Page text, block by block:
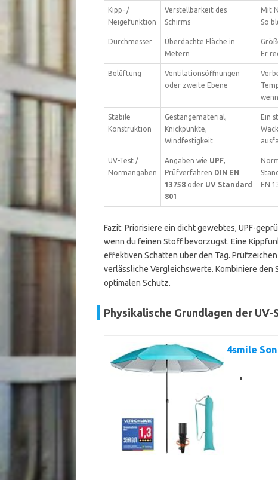
Kipp- /
Neigefunktion
Verstellbarkeit des
Schirms
Mit
So
Durchmesser
Überdachte Fläche in
Metern
Er
Belüftung
Ventilationsöffnungen
oder zweite Ebene
Stabile
Konstruktion
Gestängematerial,
Knickpunkte,
Windfestigkeit
Ein
UV-Test /
Normangaben
Angaben wie UPF,
Prüfverfahren DIN EN
13758oder UV Standard
801
EN
Fazit: Priorisiere ein dicht gewebtes, UPF-
wenn du feinen Stoff bevorzugst. Eine
effektiven Schatten über den Tag.
verlässliche Vergleichswerte. Kombiniere
optimalen Schutz.
Physikalische Grundlagen der
4smile